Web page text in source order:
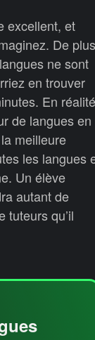
excellent, et
De
ne sont
en trouver
En
de langues en
meilleure
les langues
Un élève
autant de
tuteurs qu’il